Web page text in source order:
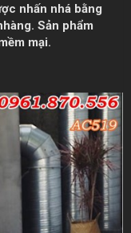
nhấn nhá bằng
Sản phẩm
mại.